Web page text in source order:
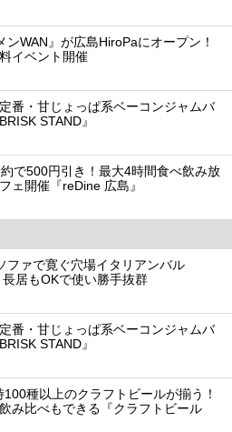
WAN』が広島HiroPaにオープン！
イベント開催
番・甘じょっぱ系ベーコンジャムバ
STAND』
で500円引き！最大4時間食べ飲み放
ェ開催『reDine 広島』
ファで寛ぐ穴場イタリアンバル
長居もOKで使い勝手抜群
番・甘じょっぱ系ベーコンジャムバ
STAND』
種以上のクラフトビールが揃う！
み比べもできる『クラフトビール